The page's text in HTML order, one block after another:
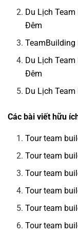
Du Lịch
Đêm
TeamBuilding
Du Lịch
Đêm
Du Lịch
Các bài viết hữu
Tour team
Tour team
Tour team
Tour team
Tour team
Tour team